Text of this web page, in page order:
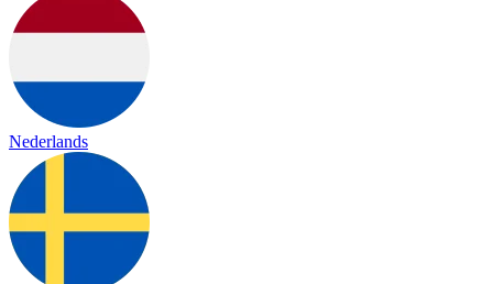
Nederlands